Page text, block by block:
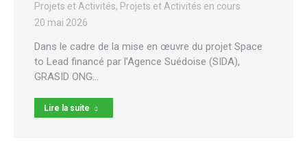
Projets et Activités, Projets et Activités en cours
20 mai 2026
Dans le cadre de la mise en œuvre du projet Space
to Lead financé par l’Agence Suédoise (SIDA),
GRASID ONG…
Lire la suite